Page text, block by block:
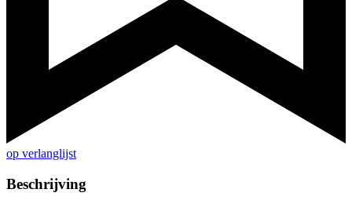
op verlanglijst
Beschrijving